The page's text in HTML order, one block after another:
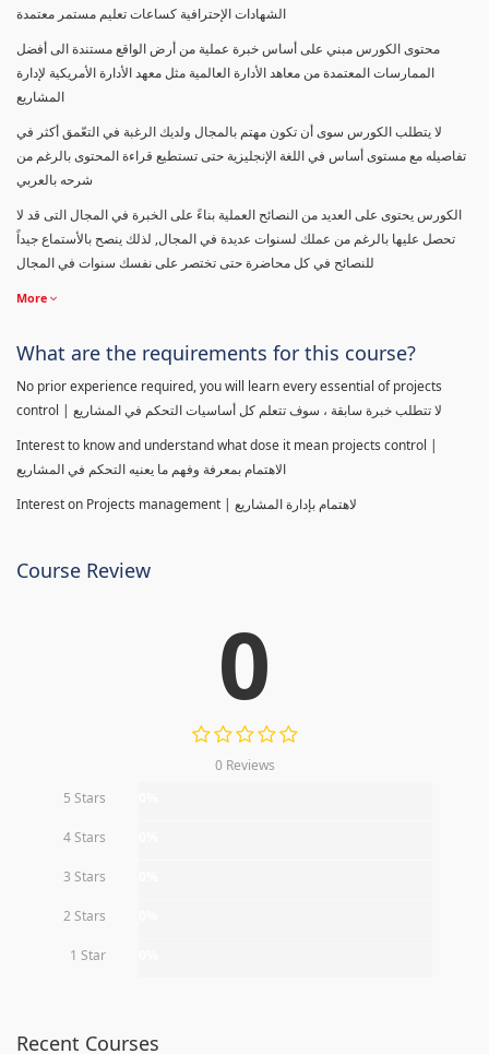
الشهادات الإحترافية كساعات تعليم مستمر معتمدة
محتوى الكورس مبني على أساس خبرة عملية من أرض الواقع مستندة الى أفضل
الممارسات المعتمدة من معاهد الأدارة العالمية مثل معهد الأدارة الأمريكية لإدارة
المشاريع
لا يتطلب الكورس سوى أن تكون مهتم بالمجال ولديك الرغبة في التعّمق أكثر في
تفاصيله مع مستوى أساس في اللغة الإنجليزية حتى تستطيع قراءة المحتوى بالرغم من
شرحه بالعربي
الكورس يحتوى على العديد من النصائح العملية بناءً على الخبرة في المجال التى قد لا
تحصل عليها بالرغم من عملك لسنوات عديدة في المجال, لذلك ينصح بالأستماع جيداً
للنصائح في كل محاضرة حتى تختصر على نفسك سنوات في المجال
More
What are the requirements for this course?
No prior experience required, you will learn every essential of projects
control | لا تتطلب خبرة سابقة ، سوف تتعلم كل أساسيات التحكم في المشاريع
Interest to know and understand what dose it mean projects control |
الاهتمام بمعرفة وفهم ما يعنيه التحكم في المشاريع
Interest on Projects management | لاهتمام بإدارة المشاريع
Course Review
0
0 Reviews
5 Stars
4 Stars
3 Stars
2 Stars
1 Star
Recent Courses